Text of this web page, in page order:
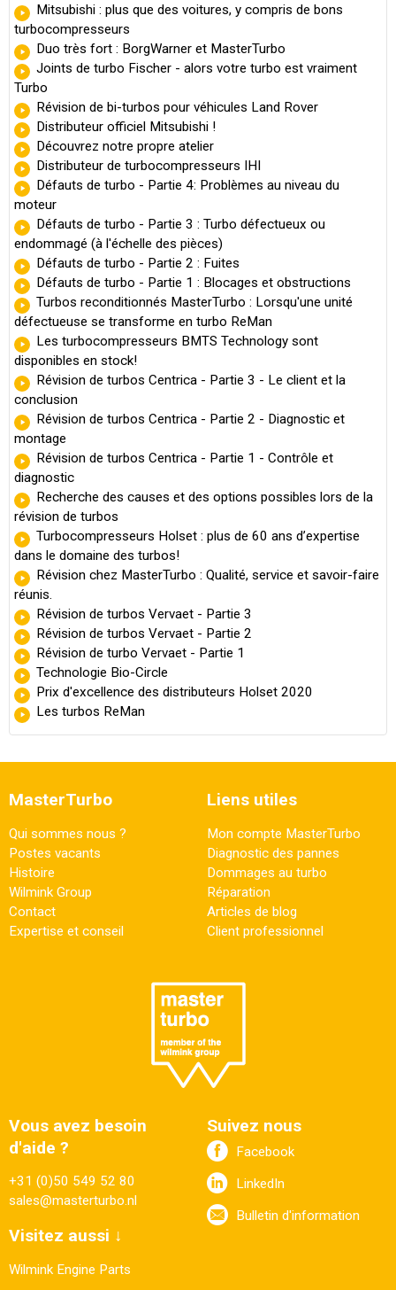
Mitsubishi : plus que des voitures, y compris de bons
turbocompresseurs
Duo très fort : BorgWarner et MasterTurbo
Joints de turbo Fischer - alors votre turbo est vraiment
Turbo
Révision de bi-turbos pour véhicules Land Rover
Distributeur officiel Mitsubishi !
Découvrez notre propre atelier
Distributeur de turbocompresseurs IHI
Défauts de turbo - Partie 4: Problèmes au niveau du
moteur
Défauts de turbo - Partie 3 : Turbo défectueux ou
endommagé (à l'échelle des pièces)
Défauts de turbo - Partie 2 : Fuites
Défauts de turbo - Partie 1 : Blocages et obstructions
Turbos reconditionnés MasterTurbo : Lorsqu'une unité
défectueuse se transforme en turbo ReMan
Les turbocompresseurs BMTS Technology sont
disponibles en stock!
Révision de turbos Centrica - Partie 3 - Le client et la
conclusion
Révision de turbos Centrica - Partie 2 - Diagnostic et
montage
Révision de turbos Centrica - Partie 1 - Contrôle et
diagnostic
Recherche des causes et des options possibles lors de la
révision de turbos
Turbocompresseurs Holset : plus de 60 ans d’expertise
dans le domaine des turbos!
Révision chez MasterTurbo : Qualité, service et savoir-faire
réunis.
Révision de turbos Vervaet - Partie 3
Révision de turbos Vervaet - Partie 2
Révision de turbo Vervaet - Partie 1
Technologie Bio-Circle
Prix d'excellence des distributeurs Holset 2020
Les turbos ReMan
MasterTurbo
Qui sommes nous ?
Postes vacants
Histoire
Wilmink Group
Contact
Expertise et conseil
Liens utiles
Mon compte MasterTurbo
Diagnostic des pannes
Dommages au turbo
Réparation
Articles de blog
Client professionnel
Vous avez besoin
d'aide ?
+31 (0)50 549 52 80
sales@masterturbo.nl
Visitez aussi ↓
Wilmink Engine Parts
Suivez nous
Facebook
LinkedIn
Bulletin d'information